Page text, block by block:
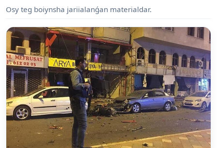
Osy teg boiynsha jariialanǵan materialdar.